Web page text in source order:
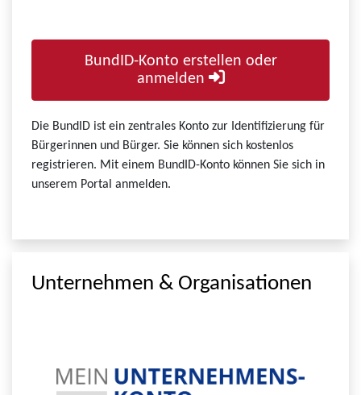
BundID-Konto erstellen oder
anmelden
Die BundID ist ein zentrales Konto zur Identifizierung für
Bürgerinnen und Bürger. Sie können sich kostenlos
registrieren. Mit einem BundID-Konto können Sie sich in
unserem Portal anmelden.
Unternehmen & Organisationen